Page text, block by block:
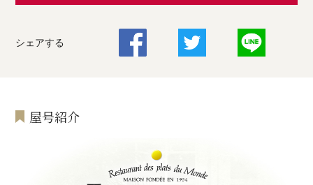
シェアする
屋号紹介